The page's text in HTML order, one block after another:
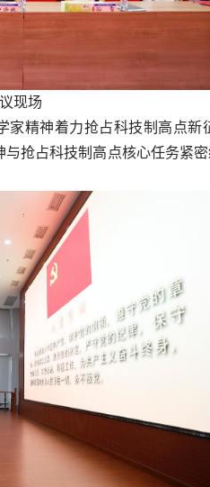
现场
精神着力抢占科技制高点新
抢占科技制高点核心任务紧